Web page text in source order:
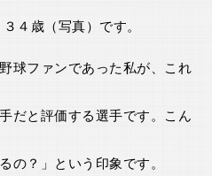
４歳（写真）です。
球ファンであった私が、これ
だと評価する選手です。こん
の？」という印象です。